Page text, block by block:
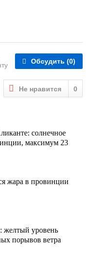
Обсудить (0)
Не нравится 0
солнечное
максимум 23
жара в провинции
желтый уровень
порывов ветра